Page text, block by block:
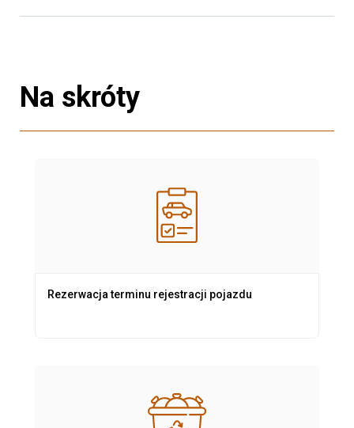
Na skróty
Rezerwacja terminu rejestracji pojazdu